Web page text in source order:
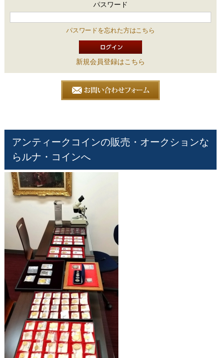
パスワード
パスワードを忘れた方はこちら
新規会員登録はこちら
アンティークコインの販売・オークションな
らルナ・コインへ